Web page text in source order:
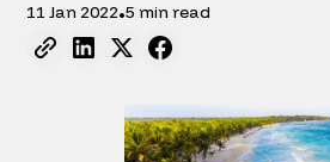
11 Jan 2022•5 min read